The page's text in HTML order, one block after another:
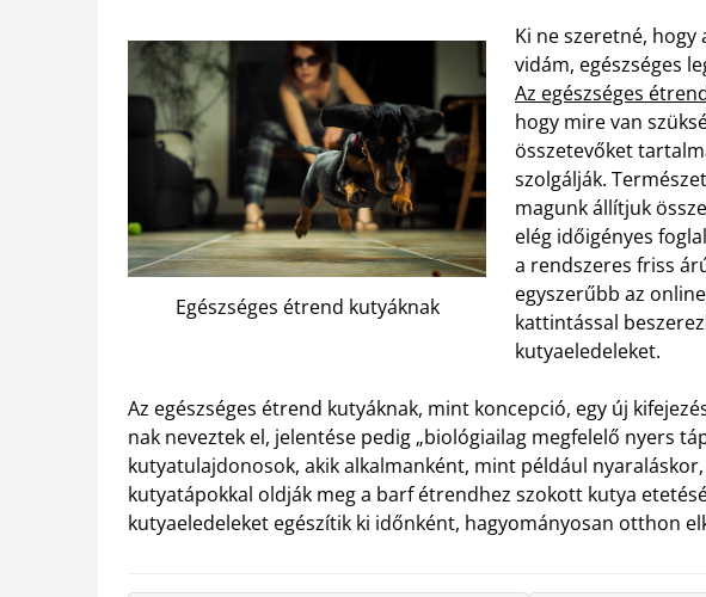
Egészséges étrend kutyáknak
Ki ne szeretné, hogy
vidám, egészséges
Az egészséges
hogy mire van
összetevőket
szolgálják.
magunk állítjuk
elég időigényes
a rendszeres friss
egyszerűbb az
kattintással
kutyaeledeleket.
Az egészséges étrend kutyáknak, mint koncepció, egy új
nak neveztek el, jelentése pedig „biológiailag megfelelő nyers
kutyatulajdonosok, akik alkalmanként, mint például
kutyatápokkal oldják meg a barf étrendhez szokott kutya
kutyaeledeleket egészítik ki időnként, hagyományosan otthon